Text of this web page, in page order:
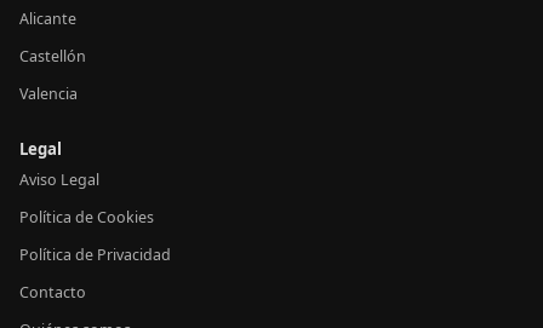
Alicante
Castellón
Valencia
Legal
Aviso Legal
Política de Cookies
Política de Privacidad
Contacto